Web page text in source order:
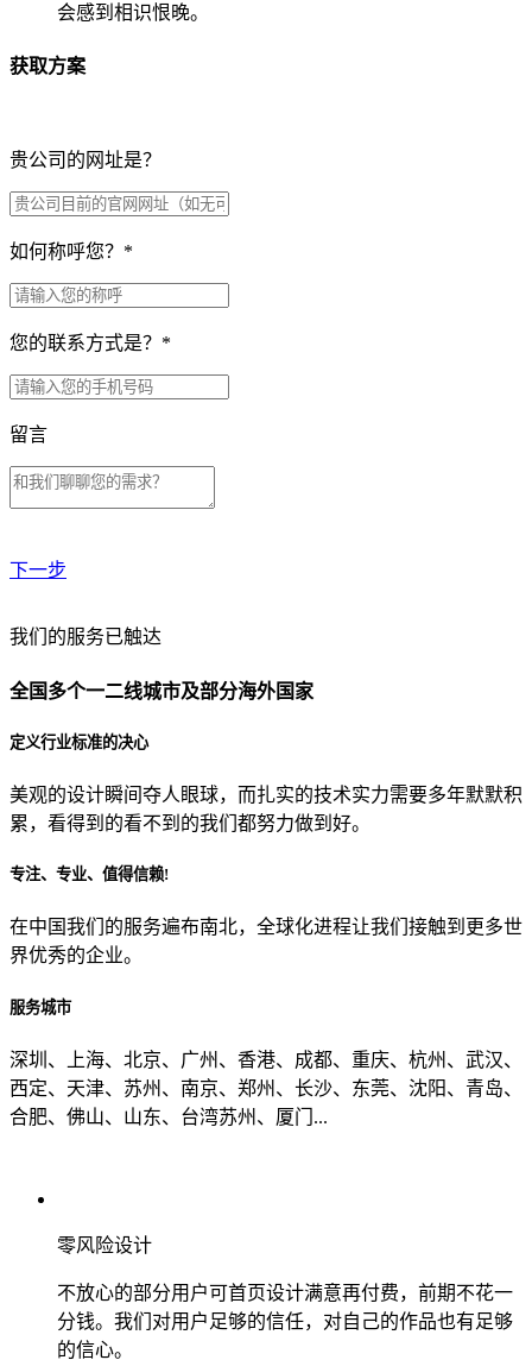
会感到相识恨晚。
获取方案
贵公司的网址是？
如何称呼您？ *
您的联系方式是？ *
留言
下一步
贵公司预算范围是？
贵公司的团队规模是？
目前主要的营销渠道是？
我们的服务已触达
全国多个一二线城市及部分海外国家
定义行业标准的决心
美观的设计瞬间夺人眼球，而扎实的技术实力需要多年默默积
累，看得到的看不到的我们都努力做到好。
专注、专业、值得信赖!
在中国我们的服务遍布南北，全球化进程让我们接触到更多世
界优秀的企业。
服务城市
深圳、上海、北京、广州、香港、成都、重庆、杭州、武汉、
西定、天津、苏州、南京、郑州、长沙、东莞、沈阳、青岛、
合肥、佛山、山东、台湾苏州、厦门...
零风险设计
不放心的部分用户可首页设计满意再付费，前期不花一
分钱。我们对用户足够的信任，对自己的作品也有足够
的信心。